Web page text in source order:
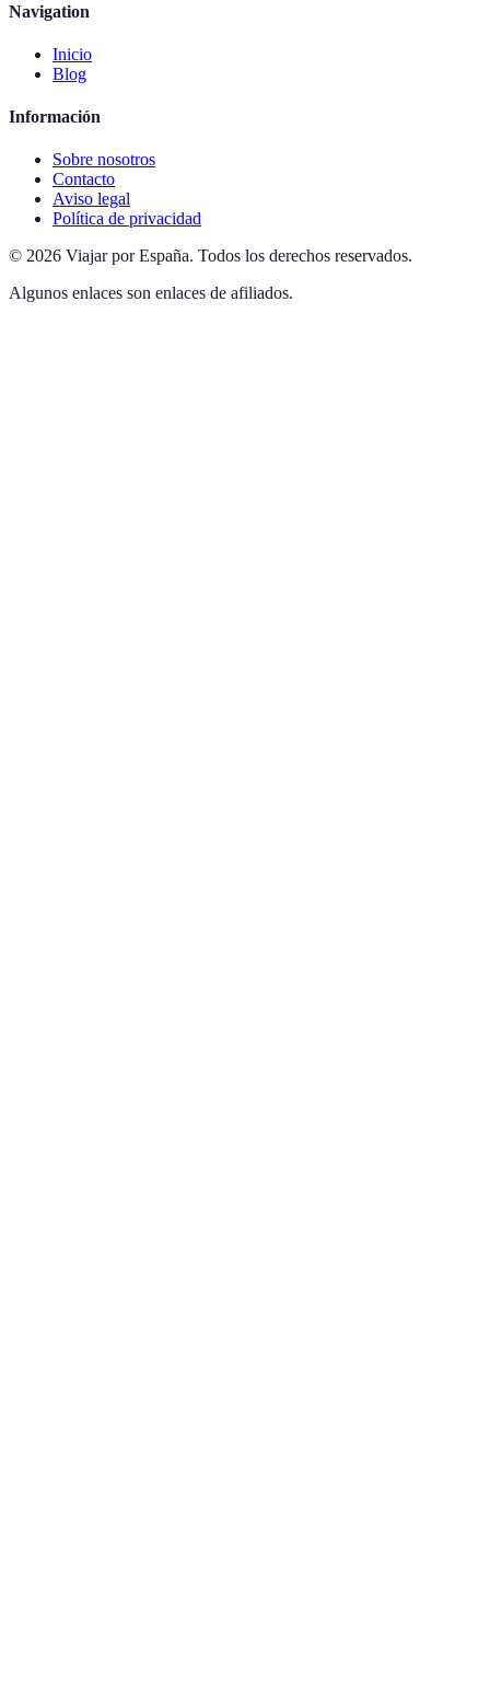
Navigation
Inicio
Blog
Información
Sobre nosotros
Contacto
Aviso legal
Política de privacidad
© 2026 Viajar por España. Todos los derechos reservados.
Algunos enlaces son enlaces de afiliados.